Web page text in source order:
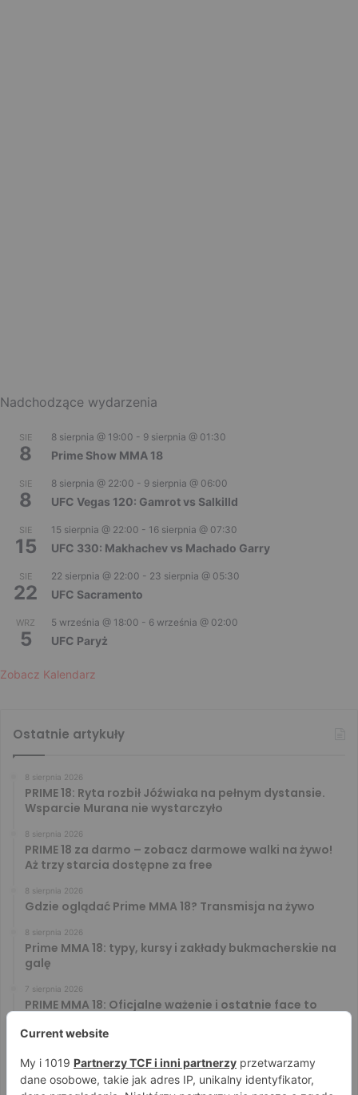
Nadchodzące wydarzenia
SIE
8
8 sierpnia @ 19:00 - 9 sierpnia @ 01:30
Prime Show MMA 18
SIE
8
8 sierpnia @ 22:00 - 9 sierpnia @ 06:00
UFC Vegas 120: Gamrot vs Salkilld
SIE
15
15 sierpnia @ 22:00 - 16 sierpnia @ 07:30
UFC 330: Makhachev vs Machado Garry
SIE
22
22 sierpnia @ 22:00 - 23 sierpnia @ 05:30
UFC Sacramento
WRZ
5
5 września @ 18:00 - 6 września @ 02:00
UFC Paryż
Zobacz Kalendarz
Ostatnie artykuły
8 sierpnia 2026
PRIME 18: Ryta rozbił Jóźwiaka na pełnym dystansie.
Wsparcie Murana nie wystarczyło
8 sierpnia 2026
PRIME 18 za darmo – zobacz darmowe walki na żywo!
Aż trzy starcia dostępne za free
8 sierpnia 2026
Gdzie oglądać Prime MMA 18? Transmisja na żywo
8 sierpnia 2026
Prime MMA 18: typy, kursy i zakłady bukmacherskie na
galę
7 sierpnia 2026
PRIME MMA 18: Oficjalne ważenie i ostatnie face to
Błachowicz nie zamierza odpuszczać. Odpowiedział
na słowa Whittakera!